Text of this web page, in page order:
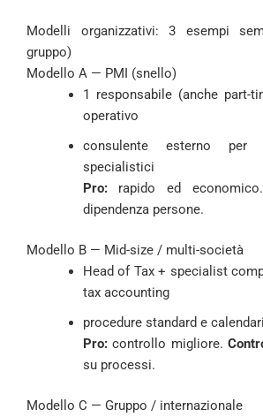
Modelli organizzativi: 3 esempi
gruppo)
Modello A — PMI (snello)
1 responsabile (anche part-
operativo
consulente esterno
specialistici
Pro:rapido ed
dipendenza persone.
Modello B — Mid-size / multi-società
Head of Tax + specialist
tax accounting
procedure standard e
Pro:controllo migliore.
su processi.
Modello C — Gruppo / internazionale